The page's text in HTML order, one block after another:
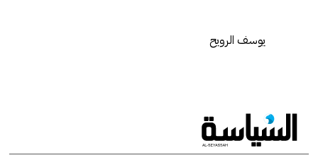
يوسف الرويح